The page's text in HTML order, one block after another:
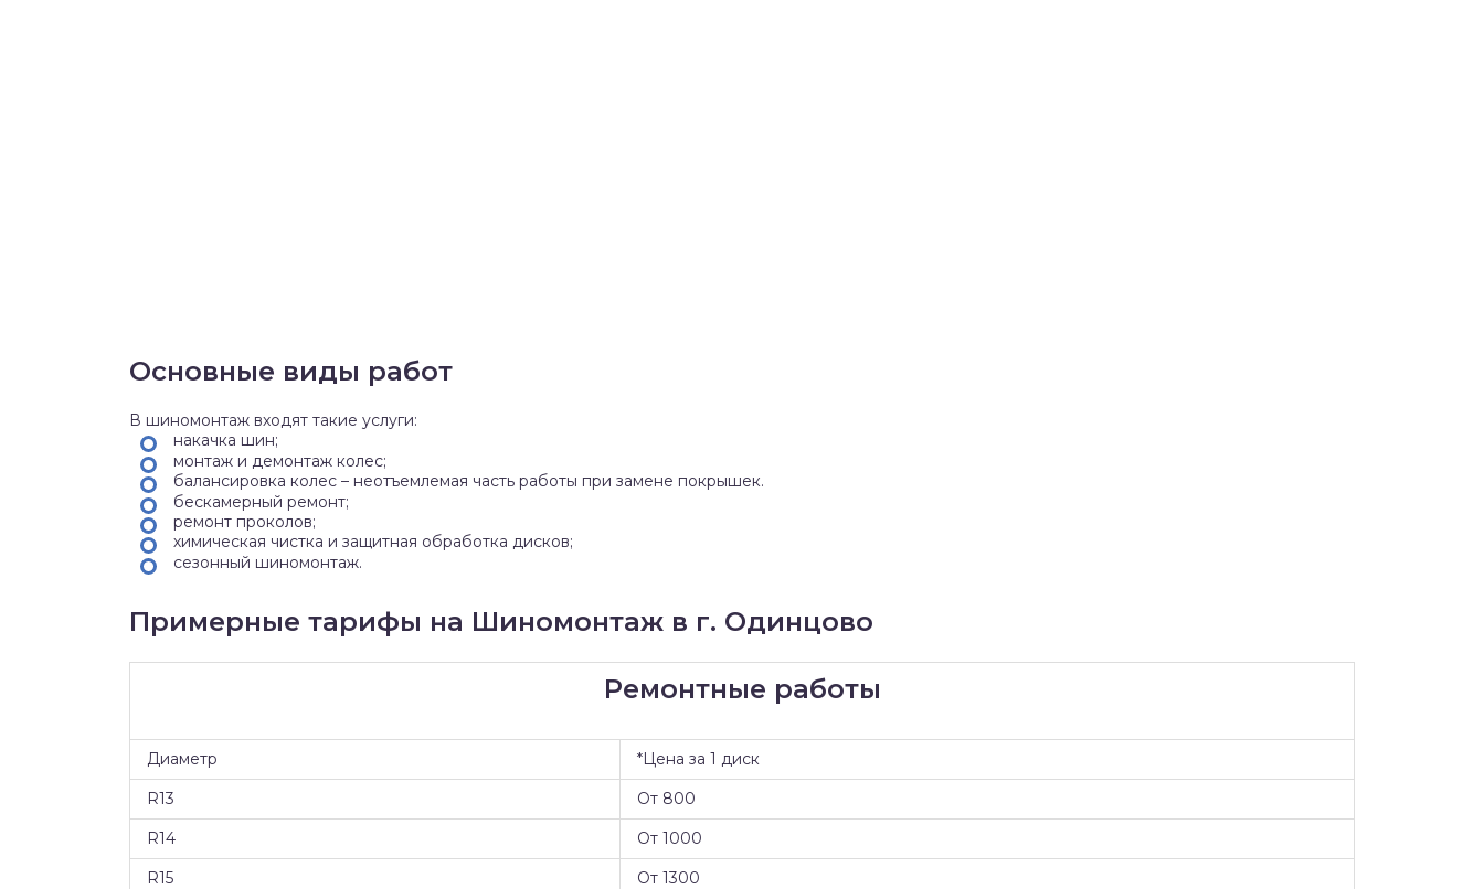
Основные виды работ
В шиномонтаж входят такие услуги:
накачка шин;
монтаж и демонтаж колес;
балансировка колес – неотъемлемая часть работы при замене покрышек.
бескамерный ремонт;
ремонт проколов;
химическая чистка и защитная обработка дисков;
сезонный шиномонтаж.
Примерные тарифы на Шиномонтаж в г. Одинцово
Ремонтные работы
Диаметр
*Цена за 1 диск
R13
От 800
R14
От 1000
R15
От 1300